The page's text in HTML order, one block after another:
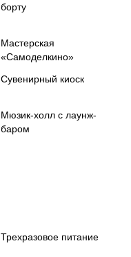
борту
Мастерская
«Самоделкино»
Сувенирный киоск
Мюзик-холл с лаунж-
баром
Трехразовое питание